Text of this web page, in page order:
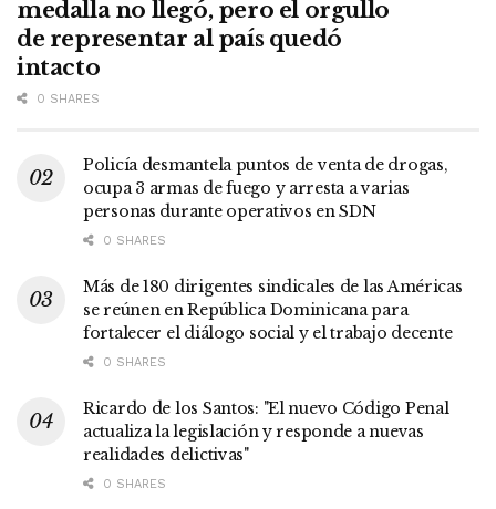
medalla no llegó, pero el orgullo
de representar al país quedó
intacto
0 SHARES
Policía desmantela puntos de venta de drogas,
ocupa 3 armas de fuego y arresta a varias
personas durante operativos en SDN
0 SHARES
Más de 180 dirigentes sindicales de las Américas
se reúnen en República Dominicana para
fortalecer el diálogo social y el trabajo decente
0 SHARES
Ricardo de los Santos: "El nuevo Código Penal
actualiza la legislación y responde a nuevas
realidades delictivas"
0 SHARES